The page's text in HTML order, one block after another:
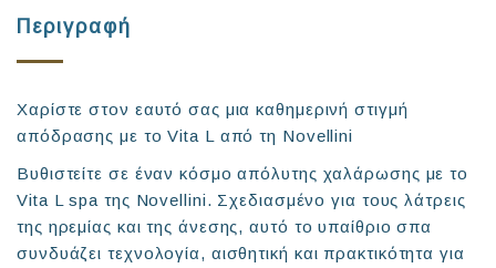
Περιγραφή
Χαρίστε στον εαυτό σας μια καθημερινή στιγμή
απόδρασης με το Vita L από τη Novellini
Βυθιστείτε σε έναν κόσμο απόλυτης χαλάρωσης με το
Vita L spa της Novellini. Σχεδιασμένο για τους λάτρεις
της ηρεμίας και της άνεσης, αυτό το υπαίθριο σπα
συνδυάζει τεχνολογία, αισθητική και πρακτικότητα για